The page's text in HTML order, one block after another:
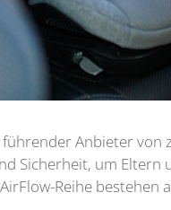
Anbieter von
Sicherheit, um
Reihe